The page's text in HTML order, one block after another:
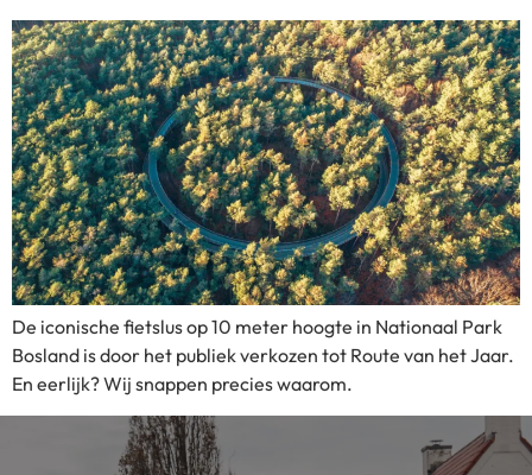
De iconische fietslus op 10 meter hoogte in Nationaal Park
Bosland is door het publiek verkozen tot Route van het Jaar.
En eerlijk? Wij snappen precies waarom.